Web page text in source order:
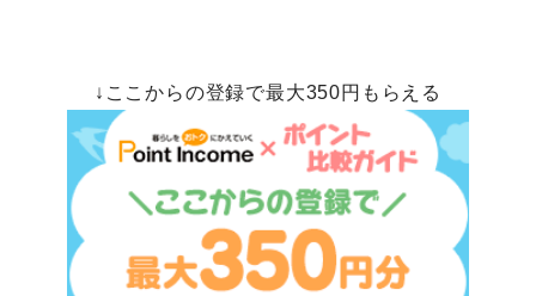
↓ここからの登録で最大350円もらえる